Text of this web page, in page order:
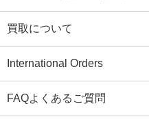
買取について
International Orders
FAQよくあるご質問